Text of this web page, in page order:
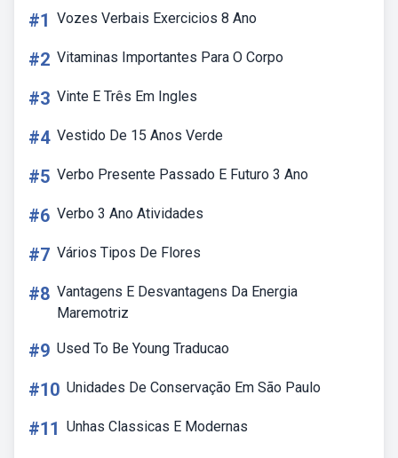
#1 Vozes Verbais Exercicios 8 Ano
#2 Vitaminas Importantes Para O Corpo
#3 Vinte E Três Em Ingles
#4 Vestido De 15 Anos Verde
#5 Verbo Presente Passado E Futuro 3 Ano
#6 Verbo 3 Ano Atividades
#7 Vários Tipos De Flores
#8 Vantagens E Desvantagens Da Energia
Maremotriz
#9 Used To Be Young Traducao
#10 Unidades De Conservação Em São Paulo
#11 Unhas Classicas E Modernas